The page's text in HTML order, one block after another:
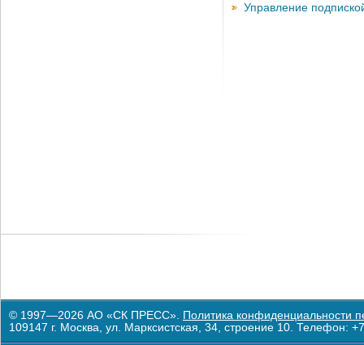
Управление
© 1997—2026 АО «СК ПРЕСС». Политика конфиденциальности
109147 г. Москва, ул. Марксистская, 34, строение 10. Телефон: